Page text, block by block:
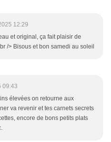
12:29
et original, ça fait plaisir de
/> Bisous et bon samedi au soleil
09:43
élevées on retourne aux
va revenir et tes carnets secrets
encore de bons petits plats